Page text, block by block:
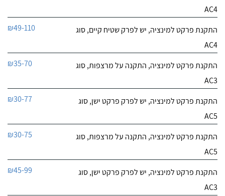
AC4
התקנת פרקט למינציה, יש לפרק שטיח קיים, סוג
AC4
₪49-110
התקנת פרקט למינציה, התקנה על מרצפות, סוג
AC3
₪35-70
התקנת פרקט למינציה, יש לפרק פרקט ישן, סוג
AC5
₪30-77
התקנת פרקט למינציה, התקנה על מרצפות, סוג
AC5
₪30-75
התקנת פרקט למינציה, יש לפרק פרקט ישן, סוג
AC3
₪45-99